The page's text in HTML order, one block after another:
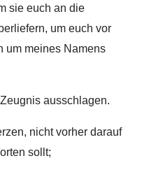
sie euch an die
um euch vor
um meines Namens
ausschlagen.
nicht vorher darauf
sollt;